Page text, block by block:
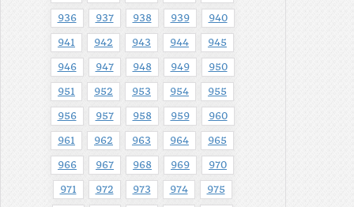
936 937 938 939 940
941 942 943 944 945
946 947 948 949 950
951 952 953 954 955
956 957 958 959 960
961 962 963 964 965
966 967 968 969 970
971 972 973 974 975